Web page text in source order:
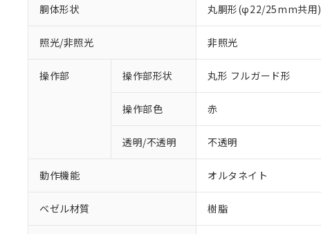
胴体形状 丸胴形(φ22/25mm共用)
照光/非照光 非照光
操作部 操作部形状 丸形 フルガード形
操作部色 赤
透明/不透明 不透明
動作機能 オルタネイト
ベゼル材質 樹脂